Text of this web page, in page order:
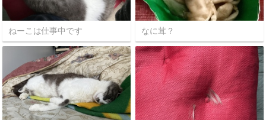
ねーこは仕事中です なに茸？